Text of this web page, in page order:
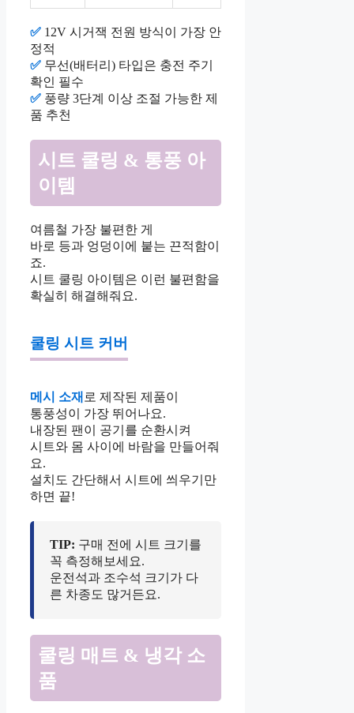
✅ 12V 시거잭 전원 방식이 가장 안
정적
✅ 무선(배터리) 타입은 충전 주기
확인 필수
✅ 풍량 3단계 이상 조절 가능한 제
품 추천
시트 쿨링 & 통풍 아
이템
여름철 가장 불편한 게
바로 등과 엉덩이에 붙는 끈적함이
죠.
시트 쿨링 아이템은 이런 불편함을
확실히 해결해줘요.
쿨링 시트 커버
메시 소재 로 제작된 제품이
통풍성이 가장 뛰어나요.
내장된 팬이 공기를 순환시켜
시트와 몸 사이에 바람을 만들어줘
요.
설치도 간단해서 시트에 씌우기만
하면 끝!
TIP: 구매 전에 시트 크기를
꼭 측정해보세요.
운전석과 조수석 크기가 다
른 차종도 많거든요.
쿨링 매트 & 냉각 소
품